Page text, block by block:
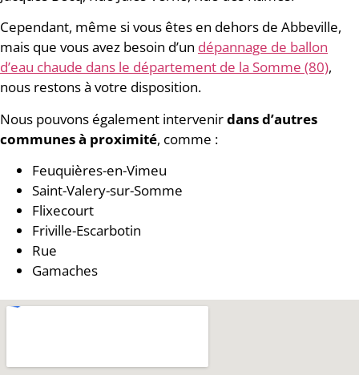
Cependant, même si vous êtes en dehors de Abbeville,
mais que vous avez besoin d’un dépannage de ballon
d’eau chaude dans le département de la Somme (80),
nous restons à votre disposition.
Nous pouvons également intervenirdans d’autres
communes à proximité, comme :
Feuquières-en-Vimeu
Saint-Valery-sur-Somme
Flixecourt
Friville-Escarbotin
Rue
Gamaches